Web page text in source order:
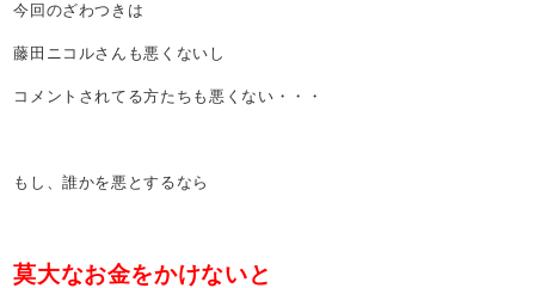
今回のざわつきは
藤田ニコルさんも悪くないし
コメントされてる方たちも悪くない・・・
もし、誰かを悪とするなら
莫大なお金をかけないと